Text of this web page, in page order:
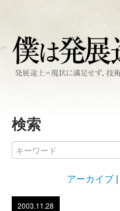
検索
アーカイブ |
2003.11.28